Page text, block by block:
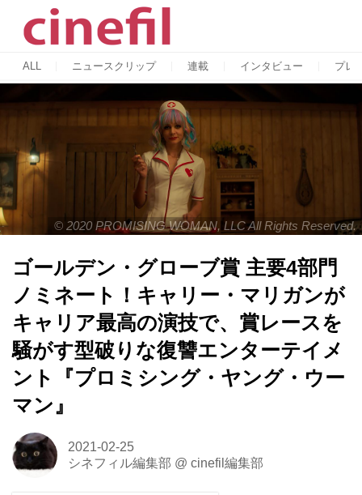
ALL ニュースクリップ 連載 インタビュー プレ
© 2020 PROMISING WOMAN, LLC All Rights Reserved.
ゴールデン・グローブ賞 主要4部門
ノミネート！キャリー・マリガンが
キャリア最高の演技で、賞レースを
騒がす型破りな復讐エンターテイメ
ント『プロミシング・ヤング・ウー
マン』
2021-02-25
シネフィル編集部 @ cinefil編集部